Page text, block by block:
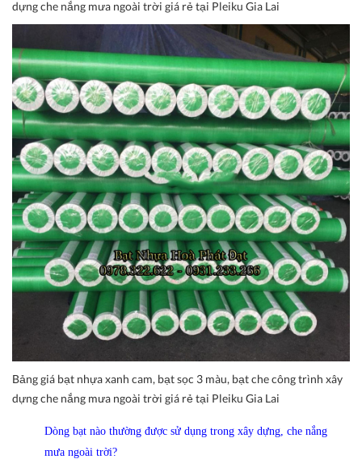
dựng che nắng mưa ngoài trời giá rẻ tại Pleiku Gia Lai
Bảng giá bạt nhựa xanh cam, bạt sọc 3 màu, bạt che công trình xây
dựng che nắng mưa ngoài trời giá rẻ tại Pleiku Gia Lai
Dòng bạt nào thường được sử dụng trong xây dựng, che nắng
mưa ngoài trời?